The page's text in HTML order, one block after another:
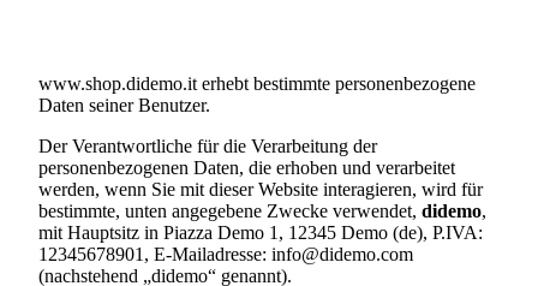
www.shop.didemo.it erhebt bestimmte personenbezogene
Daten seiner Benutzer.
Der Verantwortliche für die Verarbeitung der
personenbezogenen Daten, die erhoben und verarbeitet
werden, wenn Sie mit dieser Website interagieren, wird für
bestimmte, unten angegebene Zwecke verwendet, didemo,
mit Hauptsitz in Piazza Demo 1, 12345 Demo (de), P.IVA:
12345678901, E-Mailadresse: info@didemo.com
(nachstehend „didemo“ genannt).